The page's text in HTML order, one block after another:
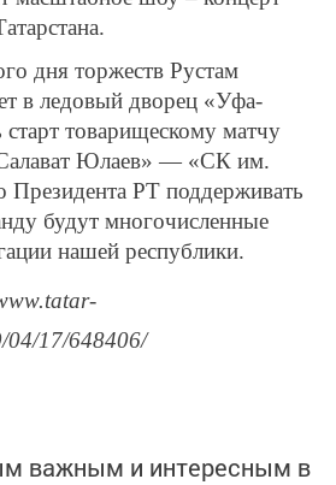
дня торжеств Рустам
в ледовый дворец «Уфа-
товарищескому матчу
Юлаев» — «СК им.
РТ поддерживать
будут многочисленные
нашей республики.
04/17/648406/
важным и интересным в